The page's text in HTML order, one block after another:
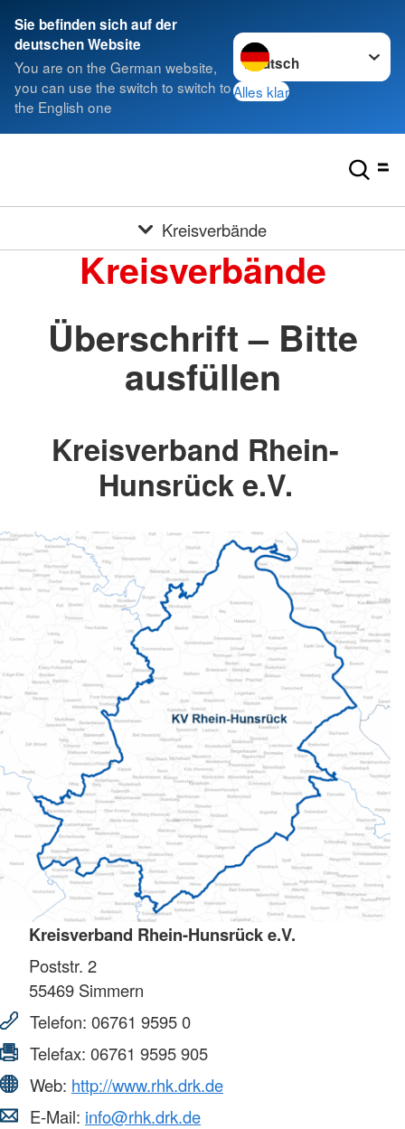
Sie befinden sich auf der
deutschen Website
You are on the German website,
you can use the switch to switch to
the English one
Sprache wechseln zu
Alles klar
Kreisverbände
Kreisverbände
Überschrift – Bitte
ausfüllen
Kreisverband Rhein-
Hunsrück e.V.
Kreisverband Rhein-Hunsrück e.V.
Poststr. 2
55469 Simmern
Telefon: 06761 9595 0
Telefax: 06761 9595 905
Web: http://www.rhk.drk.de
E-Mail: info@rhk.drk.de